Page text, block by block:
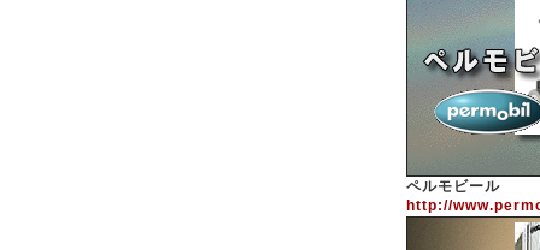
ペルモビール
http://